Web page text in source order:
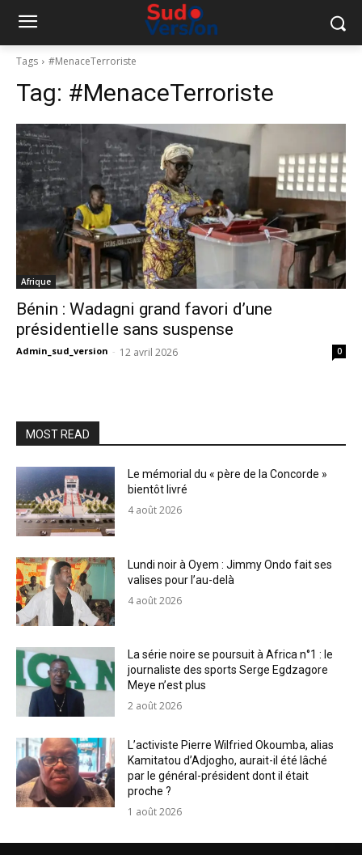
Tags #MenaceTerroriste
Tag: #MenaceTerroriste
Afrique
Bénin : Wadagni grand favori d’une
présidentielle sans suspense
Admin_sud_version - 12 avril 2026 0
MOST READ
Le mémorial du « père de la Concorde »
bientôt livré
4 août 2026
Lundi noir à Oyem : Jimmy Ondo fait ses
valises pour l’au-delà
4 août 2026
La série noire se poursuit à Africa n°1 : le
journaliste des sports Serge Egdzagore
Meye n’est plus
2 août 2026
L’activiste Pierre Wilfried Okoumba, alias
Kamitatou d’Adjogho, aurait-il été lâché
par le général-président dont il était
proche ?
1 août 2026